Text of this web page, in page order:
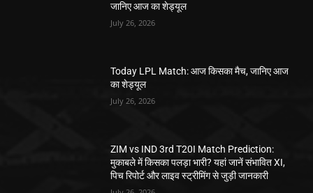
जानिए आज का शेड्यूल
July 26, 2026
Today LPL Match: आज किसका मैच, जानिए आज
का शेड्यूल
July 26, 2026
ZIM vs IND 3rd T20I Match Prediction:
मुकाबले में किसका पलड़ा भारी? यहां जानें संभावित XI,
पिच रिपोर्ट और लाइव स्ट्रीमिंग से जुड़ी जानकारी